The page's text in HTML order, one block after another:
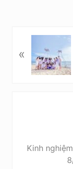
r
«
Kinh